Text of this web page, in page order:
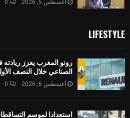
أغسطس 5, 2026 0
LIFESTYLE
رونو المغرب يعزز
الصناعي خلال النصف الأول
أغسطس 6, 2026 0
استعدادا لموسم